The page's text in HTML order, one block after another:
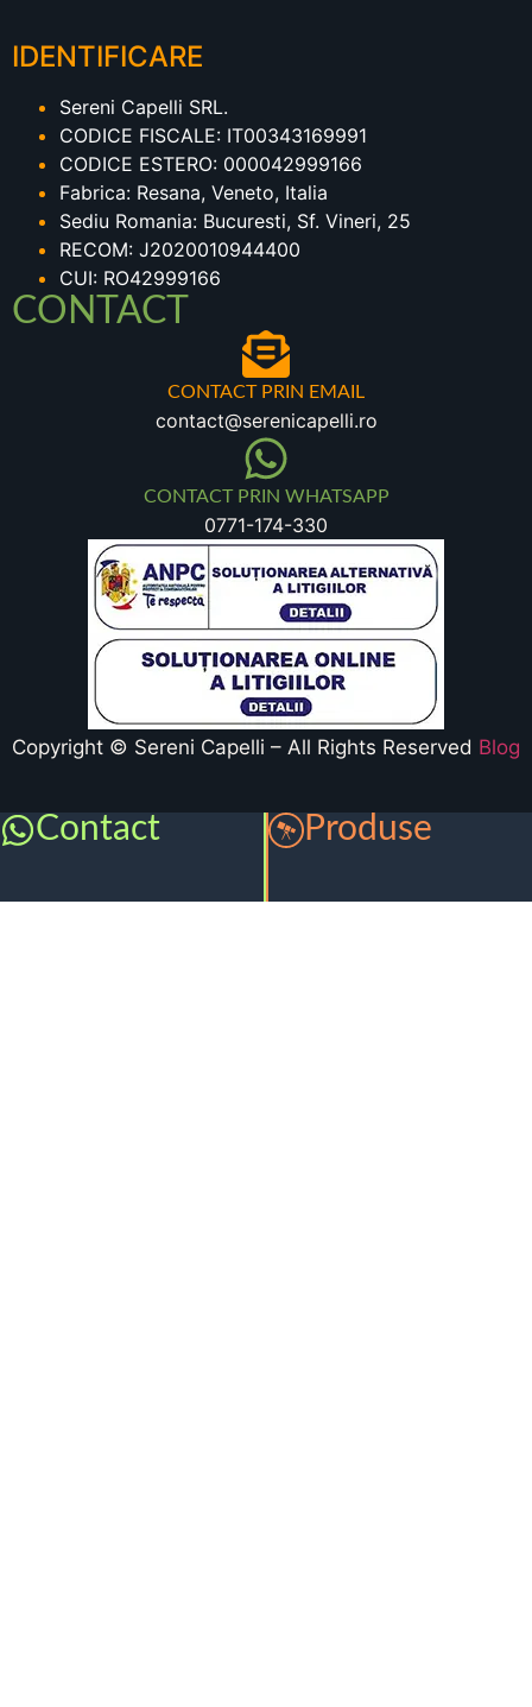
IDENTIFICARE
Sereni Capelli SRL.
CODICE FISCALE: IT00343169991
CODICE ESTERO: 000042999166
Fabrica: Resana, Veneto, Italia
Sediu Romania: Bucuresti, Sf. Vineri, 25
RECOM: J2020010944400
CUI: RO42999166
CONTACT
CONTACT PRIN EMAIL
contact@serenicapelli.ro
CONTACT PRIN WHATSAPP
0771-174-330
Copyright © Sereni Capelli – All Rights Reserved Blog
Contact Produse